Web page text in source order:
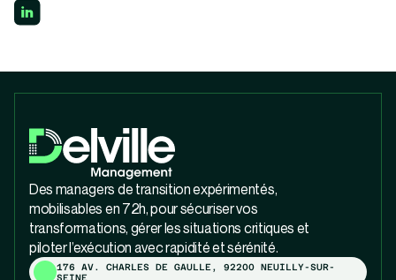
Des managers de transition expérimentés,
mobilisables en 72h, pour sécuriser vos
transformations, gérer les situations critiques et
piloter l’exécution avec rapidité et sérénité.
176 AV. CHARLES DE GAULLE, 92200 NEUILLY-SUR-
SEINE